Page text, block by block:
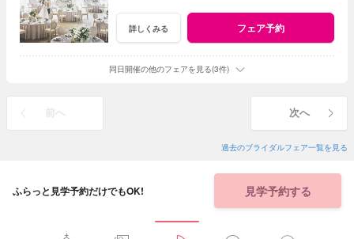
詳しくみる フェア予約
同日開催の他のフェアを見る(3件)
前へ 次へ
過去のブライダルフェア一覧を見る
ふらっと見学予約だけでもOK! 見学予約する